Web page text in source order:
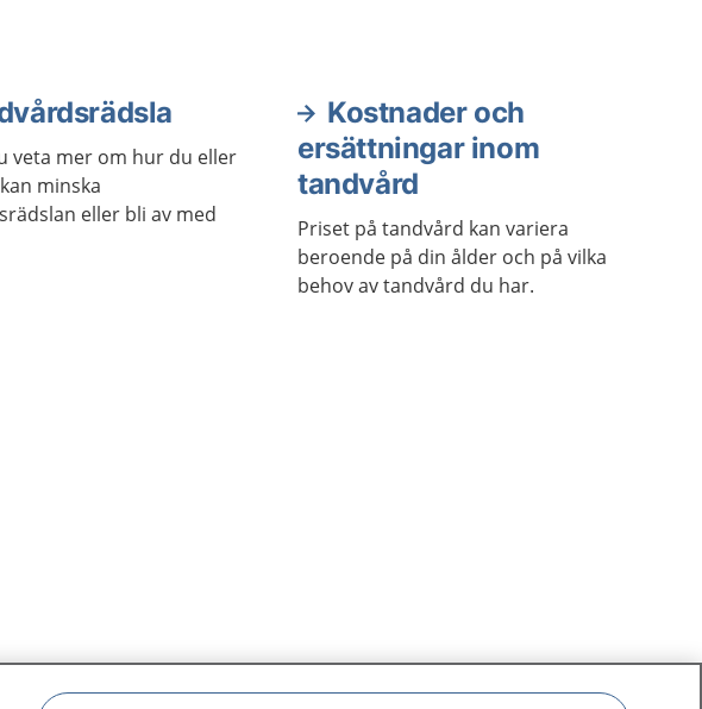
veta mer om hur du eller
minska
eller bli av med
Kostnader och
ersättningar inom
tandvård
Priset på tandvård kan variera
beroende på din ålder och på vilka
behov av tandvård du har.